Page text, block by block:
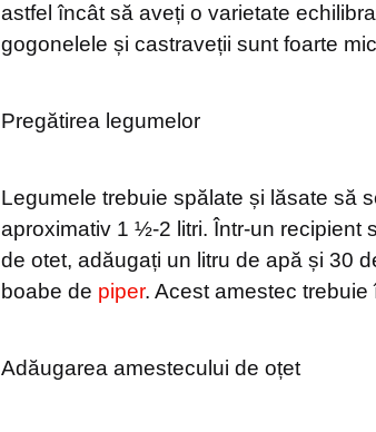
astfel încât să aveți o varietate
gogonelele și castraveții sunt foarte
Pregătirea legumelor
Legumele trebuie spălate și lăsate să
aproximativ 1 ½-2 litri. Într-un recipient
de otet, adăugați un litru de apă și 30
boabe de piper. Acest amestec
Adăugarea amestecului de oțet